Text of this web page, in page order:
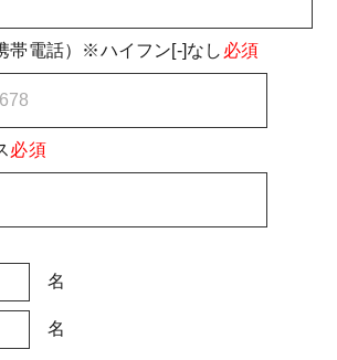
帯電話）※ハイフン[-]なし 必須
必須
名
名